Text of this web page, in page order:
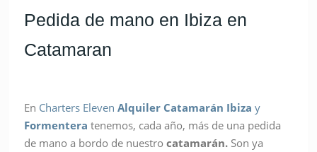
Pedida de mano en Ibiza en
Catamaran
En Charters ElevenAlquiler Catamarán Ibiza y
Formenteratenemos, cada año, más de una pedida
de mano a bordo de nuestrocatamarán. Son ya